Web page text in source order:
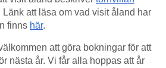
att läsa om vad visit åland har
finns här.
att göra bokningar för att
nästa år. Vi får alla hoppas att år